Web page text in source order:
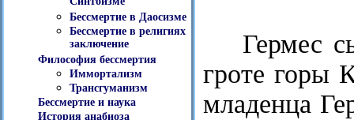
Бессмертие в Даосизме
Бессмертие в религиях
заключение
Философия бессмертия
Иммортализм
Трансгуманизм
Бессмертие и наука
История анабиоза
Гермес
гроте горы
младенца